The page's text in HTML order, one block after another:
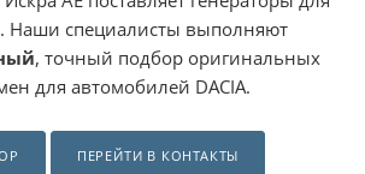
Наши специалисты выполняют
, точный подбор оригинальных
для автомобилей DACIA.
ПЕРЕЙТИ В КОНТАКТЫ